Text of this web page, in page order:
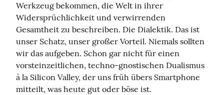
Werkzeug bekommen, die Welt in ihrer
Widersprüchlichkeit und verwirrenden
Gesamtheit zu beschreiben. Die Dialektik. Das ist
unser Schatz, unser großer Vorteil. Niemals sollten
wir das aufgeben. Schon gar nicht für einen
vorsteinzeitlichen, techno-gnostischen Dualismus
à la Silicon Valley, der uns früh übers Smartphone
mitteilt, was heute gut oder böse ist.